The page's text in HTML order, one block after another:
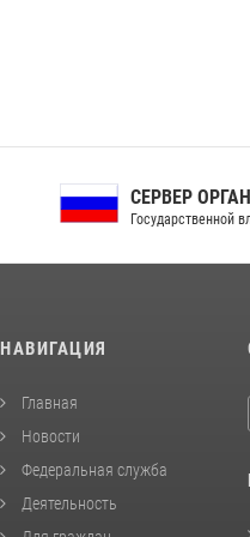
СЕРВЕР ОРГАНОВ
Государственной власти РФ
НАВИГАЦИЯ
Главная
Новости
Федеральная служба
Деятельность